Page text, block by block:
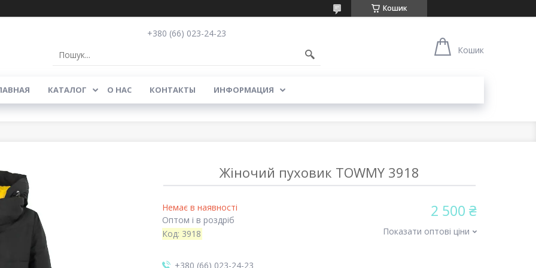
Кошик
+380 (66) 023-24-23
Кошик
КАТАЛОГ О НАС КОНТАКТЫ ИНФОРМАЦИЯ
Жіночий пуховик TOWMY 3918
Немає в наявності
Оптом і в роздріб
Код: 3918
2 500 ₴
Показати оптові ціни
+380 (66) 023-24-23